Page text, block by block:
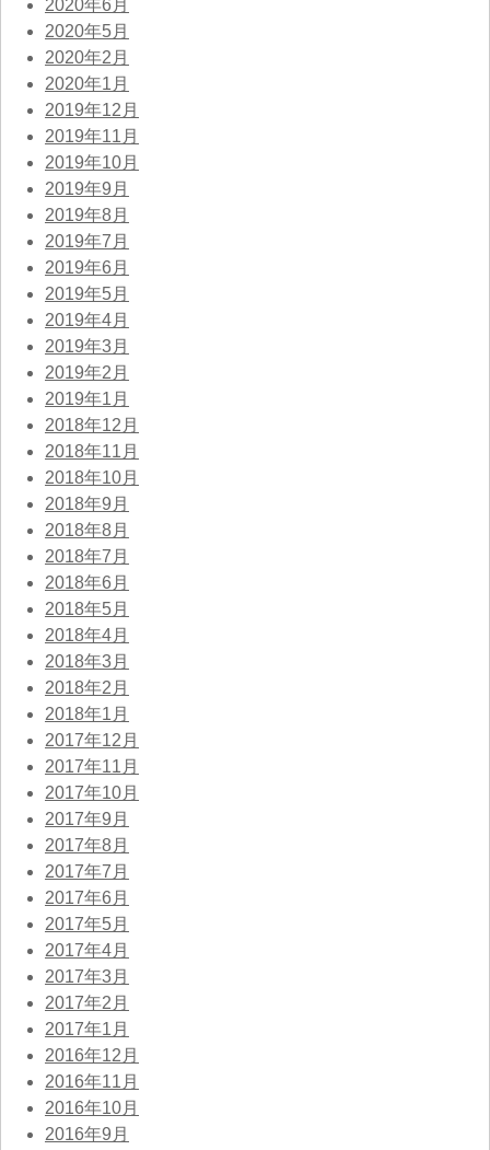
2020年6月
2020年5月
2020年2月
2020年1月
2019年12月
2019年11月
2019年10月
2019年9月
2019年8月
2019年7月
2019年6月
2019年5月
2019年4月
2019年3月
2019年2月
2019年1月
2018年12月
2018年11月
2018年10月
2018年9月
2018年8月
2018年7月
2018年6月
2018年5月
2018年4月
2018年3月
2018年2月
2018年1月
2017年12月
2017年11月
2017年10月
2017年9月
2017年8月
2017年7月
2017年6月
2017年5月
2017年4月
2017年3月
2017年2月
2017年1月
2016年12月
2016年11月
2016年10月
2016年9月